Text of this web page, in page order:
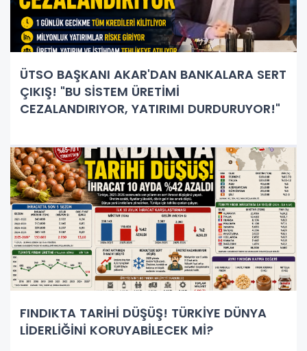
ÜTSO BAŞKANI AKAR'DAN BANKALARA SERT
ÇIKIŞ! "BU SİSTEM ÜRETİMİ
CEZALANDIRIYOR, YATIRIMI DURDURUYOR!"
FINDIKTA TARİHİ DÜŞÜŞ! TÜRKİYE DÜNYA
LİDERLİĞİNİ KORUYABİLECEK Mİ?